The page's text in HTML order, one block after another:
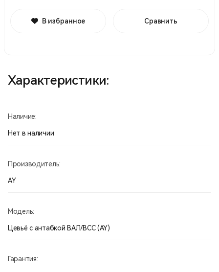
В избранное Сравнить
Характеристики:
Наличие:
Нет в наличии
Производитель:
AY
Модель:
Цевьё с антабкой ВАЛ/ВСС (AY)
Гарантия: